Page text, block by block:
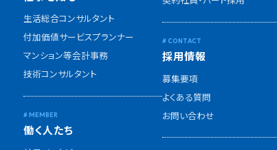
生活総合コンサルタント
付加価値サービスプランナー
マンション等会計事務
技術コンサルタント
働く人たち
採用情報
募集要項
よくある質問
お問い合わせ